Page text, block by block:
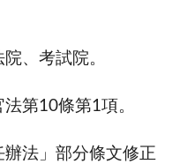
、考試院。
第10條第1項。
法」部分條文修正